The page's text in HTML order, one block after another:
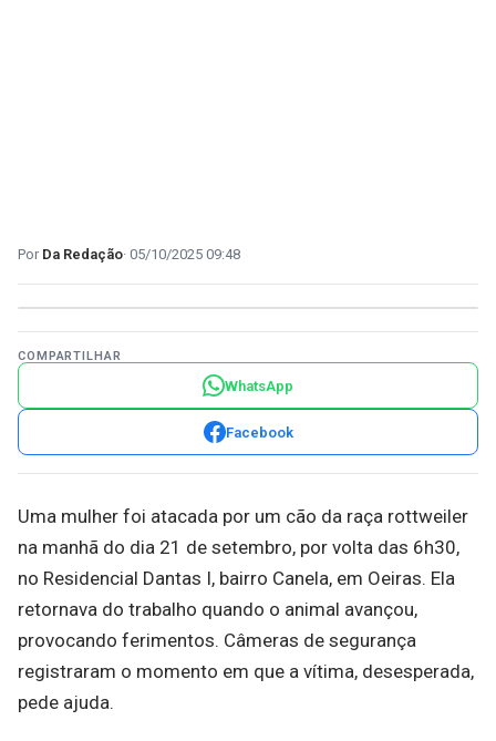
Da Redação 05/10/2025 09:48
COMPARTILHAR
WhatsApp
Facebook
Uma mulher foi atacada por um cão da raça rottweiler
na manhã do dia 21 de setembro, por volta das 6h30,
no Residencial Dantas I, bairro Canela, em Oeiras. Ela
retornava do trabalho quando o animal avançou,
provocando ferimentos. Câmeras de segurança
registraram o momento em que a vítima, desesperada,
pede ajuda.